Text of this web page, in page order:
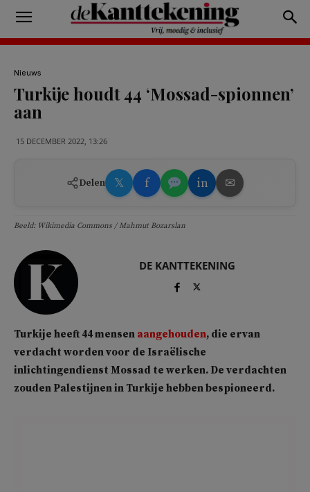
Nieuws
Turkije houdt 44 ‘Mossad-spionnen’
aan
15 DECEMBER 2022, 13:26
Delen 𝕏 f in ✉
Beeld: Wikimedia Commons / Mahmut Bozarslan
DE KANTTEKENING
Turkije heeft 44 mensen aangehouden, die ervan
verdacht worden voor de Israëlische
inlichtingendienst Mossad te werken. De verdachten
zouden Palestijnen in Turkije hebben bespioneerd.